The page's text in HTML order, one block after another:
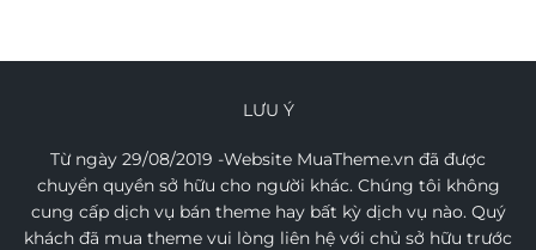
LƯU Ý
Từ ngày 29/08/2019 -Website MuaTheme.vn đã được
chuyển quyền sở hữu cho người khác. Chúng tôi không
cung cấp dịch vụ bán theme hay bất kỳ dịch vụ nào. Quý
khách đã mua theme vui lòng liên hệ với chủ sở hữu trước